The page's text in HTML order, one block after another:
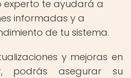
experto te ayudará a
informadas y a
de tu sistema.
y mejoras en
podrás asegurar su